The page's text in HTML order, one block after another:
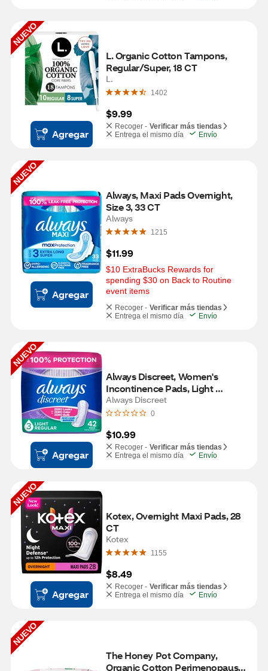
NUEVO
Agregar
L. Organic Cotton Tampons,
Regular/Super, 18 CT
L.
1402
$9.99
Recoger - Verificar más tiendas
Entrega el mismo día
Envío
NUEVO
Agregar
Always, Maxi Pads Overnight,
Size 3, 33 CT
Always
1215
$11.99
$10 ExtraBucks Rewards for
spending $30 on Back to Routine
event items
Recoger - Verificar más tiendas
Entrega el mismo día
Envío
NUEVO
Agregar
Always Discreet, Women's
Incontinence Pads, Light
Absorbancy, 42 CT
Always Discreet
0
$10.99
Recoger - Verificar más tiendas
Entrega el mismo día
Envío
NUEVO
Agregar
Kotex, Overnight Maxi Pads, 28
CT
Kotex
1155
$8.49
Recoger - Verificar más tiendas
Entrega el mismo día
Envío
NUEVO
The Honey Pot Company,
Organic Cotton Perimenopause